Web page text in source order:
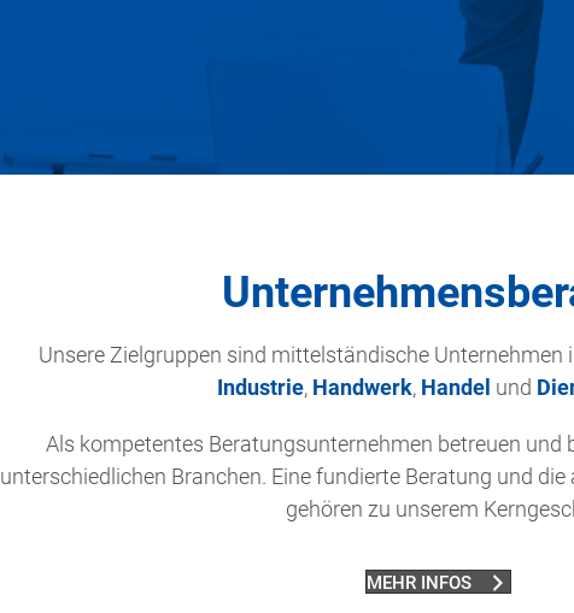
Unsere Zielgruppen sind mittelständische
Industrie, Handwerk, Handel und
Als kompetentes Beratungsunternehmen betreuen und
unterschiedlichen Branchen. Eine fundierte Beratung und
gehören zu unserem
MEHR INFOS